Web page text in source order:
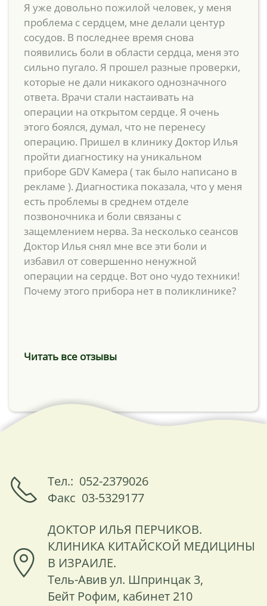
Я уже довольно пожилой человек, у меня
проблема с сердцем, мне делали центур
сосудов. В последнее время снова
появились боли в области сердца, меня это
сильно пугало. Я прошел разные проверки,
которые не дали никакого однозначного
ответа. Врачи стали настаивать на
операции на открытом сердце. Я очень
этого боялся, думал, что не перенесу
операцию. Пришел в клинику Доктор Илья
пройти диагностику на уникальном
приборе GDV Камера ( так было написано в
рекламе ). Диагностика показала, что у меня
есть проблемы в среднем отделе
позвоночника и боли связаны с
защемлением нерва. За несколько сеансов
Доктор Илья снял мне все эти боли и
избавил от совершенно ненужной
операции на сердце. Вот оно чудо техники!
Почему этого прибора нет в поликлинике?
Читать все отзывы
Тел.: 052-2379026
Факс 03-5329177
ДОКТОР ИЛЬЯ ПЕРЧИКОВ.
КЛИНИКА КИТАЙСКОЙ МЕДИЦИНЫ
В ИЗРАИЛЕ.
Тель-Авив ул. Шпринцак 3,
Бейт Рофим, кабинет 210